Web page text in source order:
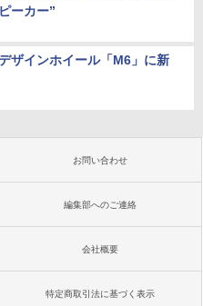
ーカー”
ザインホイール「M6」に新
お問い合わせ
編集部へのご連絡
会社概要
特定商取引法に基づく表示